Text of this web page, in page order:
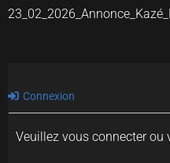
Connexion
Veuillez vous connecter